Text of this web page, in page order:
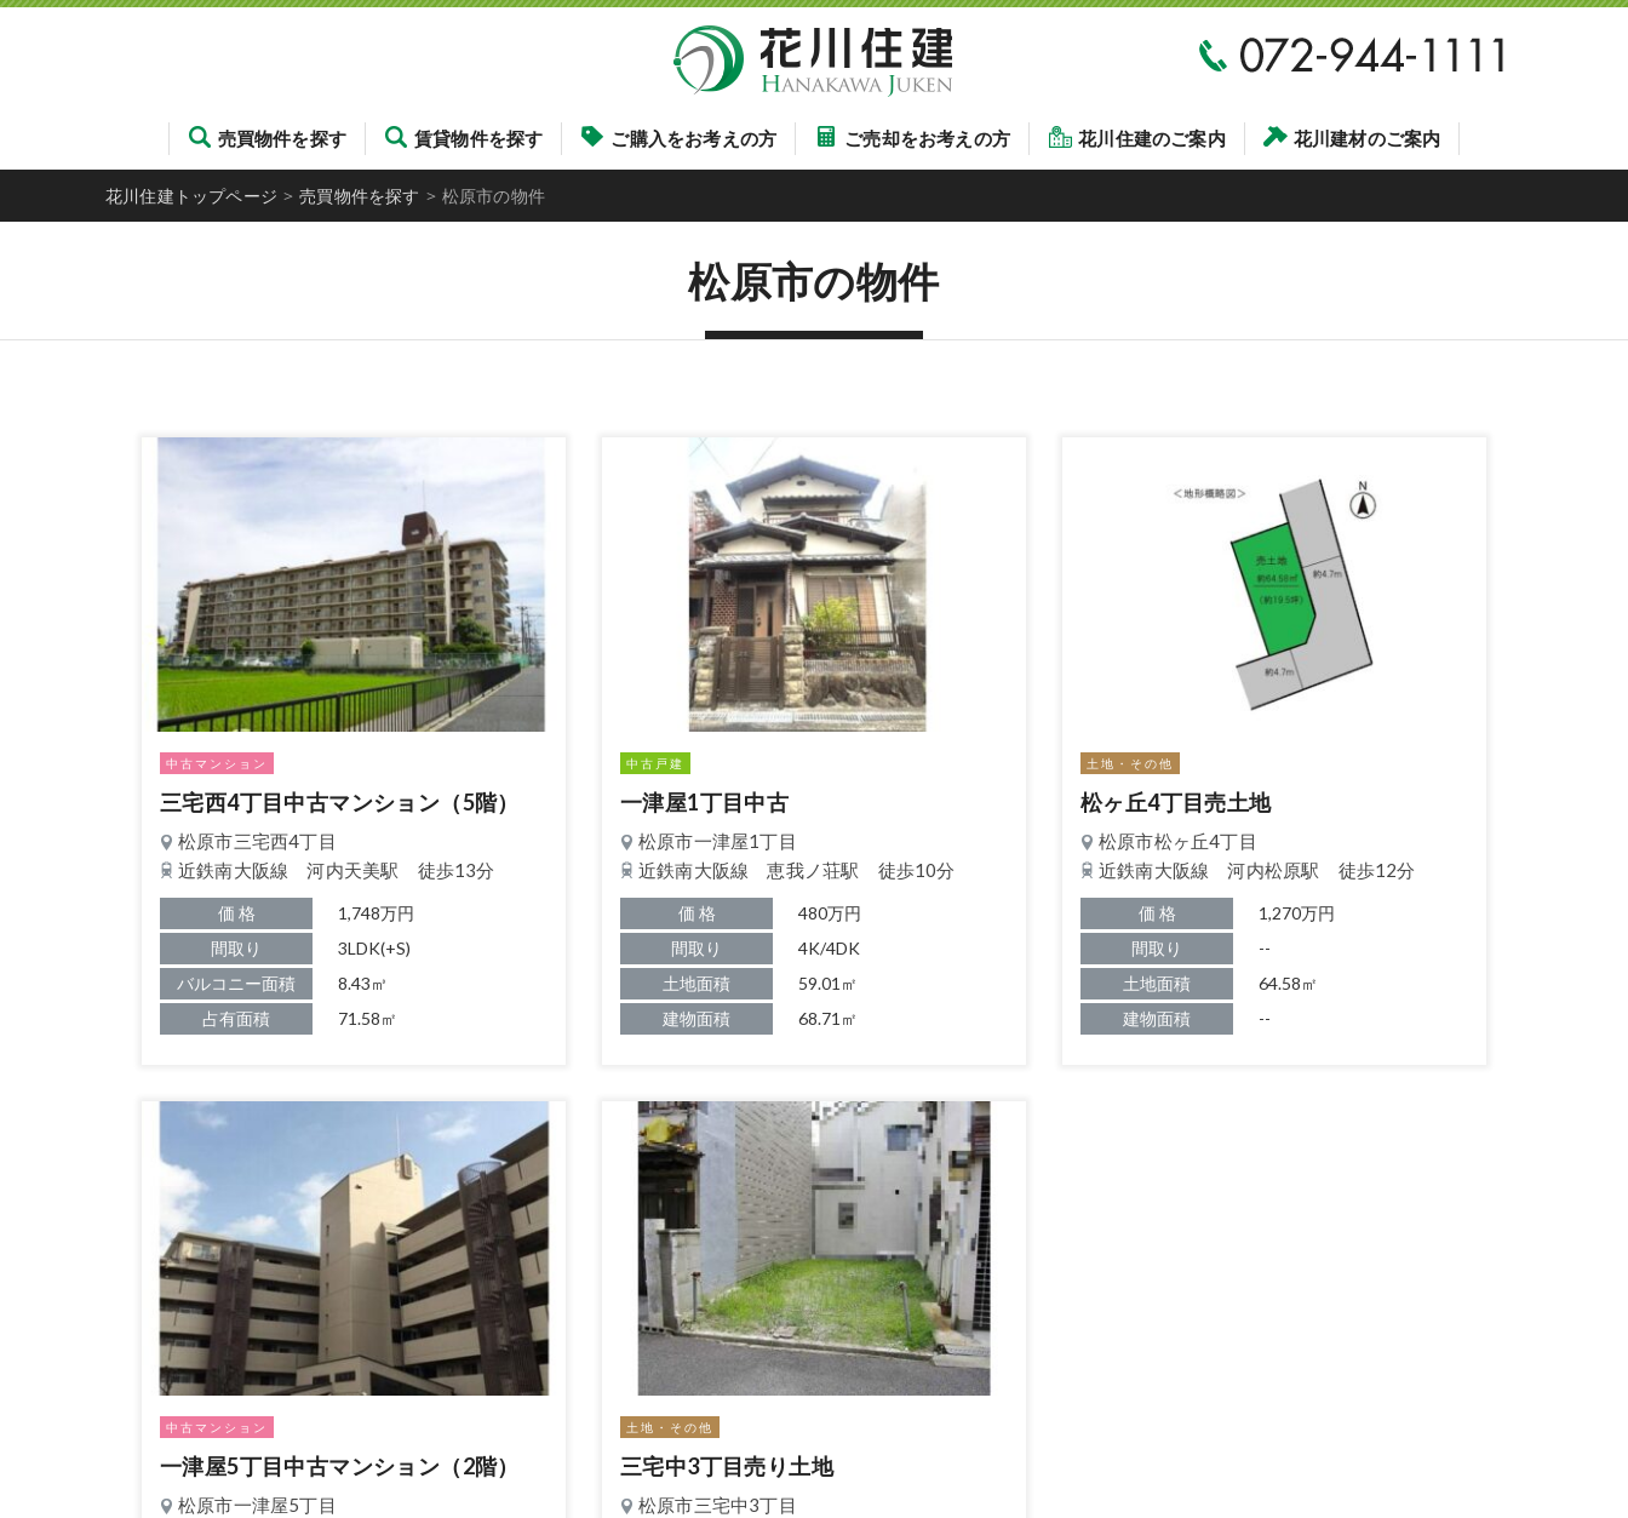
売買物件を探す 賃貸物件を探す ご購入をお考えの方 ご売却をお考えの方 花川住建のご案内 花川建材のご案内
花川住建トップページ > 売買物件を探す > 松原市の物件
松原市の物件
中古マンション
三宅西4丁目中古マンション（5階）
松原市三宅西4丁目
近鉄南大阪線 河内天美駅 徒歩13分
価 格
1,748万円
間取り
3LDK(+S)
バルコニー面積
8.43㎥
占有面積
71.58㎡
中古戸建
一津屋1丁目中古
松原市一津屋1丁目
近鉄南大阪線 恵我ノ荘駅 徒歩10分
価 格
480万円
間取り
4K/4DK
土地面積
59.01㎡
建物面積
68.71㎡
土地・その他
松ヶ丘4丁目売土地
松原市松ヶ丘4丁目
近鉄南大阪線 河内松原駅 徒歩12分
価 格
1,270万円
間取り
--
土地面積
64.58㎡
建物面積
--
中古マンション
一津屋5丁目中古マンション（2階）
松原市一津屋5丁目
土地・その他
三宅中3丁目売り土地
松原市三宅中3丁目